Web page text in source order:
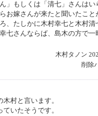
」もしくは「清七」さんは
お嫁さんが来たと聞いたこ
、たしかに木村幸七と木村
七さんならば、島木の方で
木村タノン
削除
村と言います。
いたそうです。